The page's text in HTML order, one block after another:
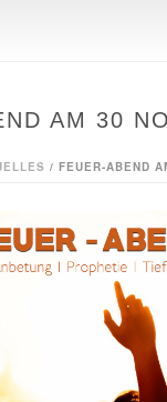
AM 30
/ FEUER-ABEND